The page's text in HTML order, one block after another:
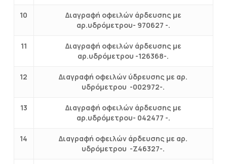
10
Διαγραφή οφειλών άρδευσης με
αρ.υδρόμετρου- 970627 -.
11
Διαγραφή οφειλών άρδευσης με
αρ.υδρόμετρου -126368-.
12
Διαγραφή οφειλών ύδρευσης με αρ.
υδρόμετρου -002972-.
13
Διαγραφή οφειλών άρδευσης με
αρ.υδρόμετρου- 042477 -.
14
Διαγραφή οφειλών άρδευσης με αρ.
υδρόμετρου -Ζ46327-.